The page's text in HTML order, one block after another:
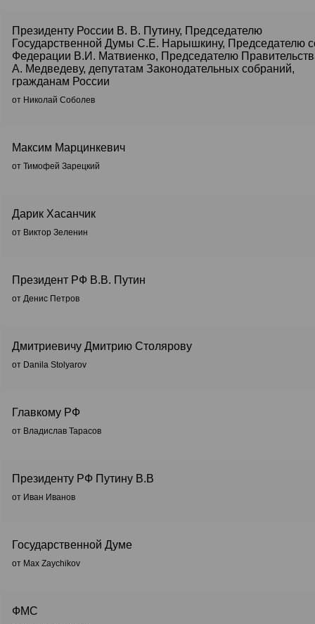
Президенту России В. В. Путину, Председателю
Государственной Думы С.Е. Нарышкину, Председателю
Федерации В.И. Матвиенко, Председателю
А. Медведеву, депутатам Законодательных собраний,
гражданам России
от Николай Соболев
Максим Марцинкевич
от Тимофей Зарецкий
Дарик Хасанчик
от Виктор Зеленин
Президент РФ В.В. Путин
от Денис Петров
Дмитриевичу Дмитрию Столярову
от Danila Stolyarov
Главкому РФ
от Владислав Тарасов
Президенту РФ Путину В.В
от Иван Иванов
Государственной Думе
от Max Zaychikov
ФМС